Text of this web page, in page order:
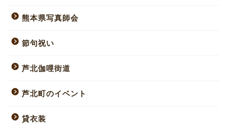
熊本県写真師会
節句祝い
芦北伽哩街道
芦北町のイベント
貸衣装